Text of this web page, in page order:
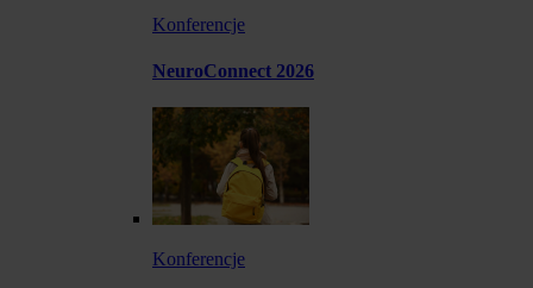
Konferencje
NeuroConnect 2026
Konferencje